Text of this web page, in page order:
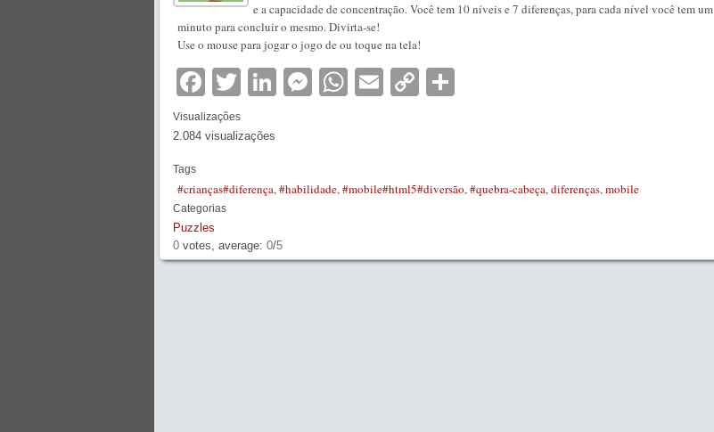
e a capacidade de concentração. Você tem 10 níveis e 7 diferenças, para cada nível você tem um
minuto para concluir o mesmo. Divirta-se!
Use o mouse para jogar o jogo de ou toque na tela!
Facebook
TwitterLinkedIn
Messenger
WhatsApp
EmailCopy
Visualizações
2.084 visualizações
Tags
#crianças#diferença,#habilidade,#mobile#html5#diversão,#quebra-cabeça,diferenças,mobile
Categorias
Puzzles
0 votes, average: 0/5